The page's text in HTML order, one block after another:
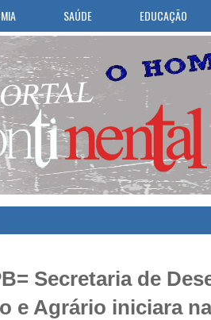
SAÚDE EDUCAÇÃO
Secretaria de
e Agrário iniciara